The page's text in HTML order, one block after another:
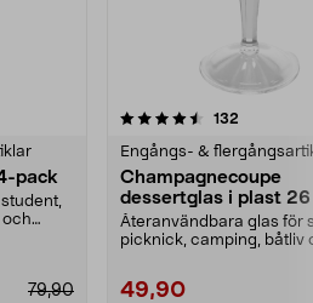
pack
och
79,90
132
Engångs- &
Champagnecoupe
dessertglas i plast
pack
Återanvändbara glas för
picknick, camping, båtliv
49,90
4.5av 5 stjärnor